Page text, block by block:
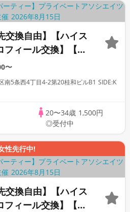
交換自由】【ハイス
フィール交換】【カ
の方も人見知りの
ートアソシエイツ
〜
南5条西4丁目4-2第20桂和ビルB1 SIDE:K
20〜34歳 1,500円
◎受付中
性先行中!
交換自由】【ハイス
フィール交換】【カ